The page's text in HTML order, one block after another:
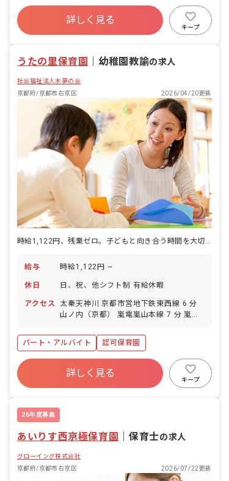
詳しく見る
キープ
うたの里保育園 ｜幼稚園教諭の求人
社会福祉法人木夢の会
京都府/京都市右京区
2026/04/20更新
時給1,122円、残業ゼロ。子どもと向き合う時間を大切にする園です。
給与 時給1,122円 ~
休日 日、祝、他シフト制 有給休暇
アクセス
太秦天神川 京都市営地下鉄東西線 6 分
山ノ内（京都） 嵐電嵐山本線 7 分 嵐電
JR山陰本線 8 分 蚕ノ社 嵐電嵐山本線 8
分
パート・アルバイト 認可保育園
詳しく見る
キープ
26年度募集
あいりす西京極保育園 ｜保育士の求人
グローイング株式会社
京都府/京都市右京区
2026/07/22更新